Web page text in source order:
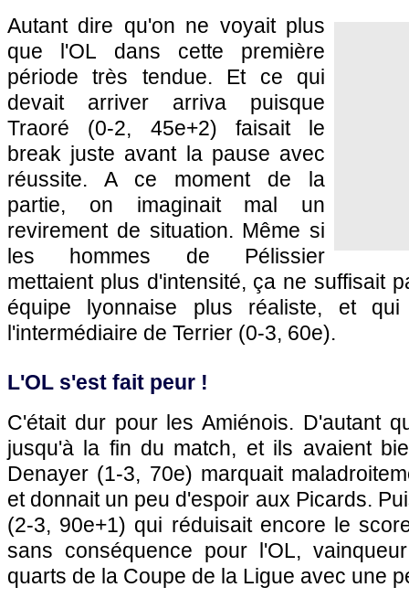
Autant dire qu'on ne voyait plus
que l'OL dans cette première
période très tendue. Et ce qui
devait arriver arriva puisque
Traoré (0-2, 45e+2) faisait le
break juste avant la pause avec
réussite. A ce moment de la
partie, on imaginait mal un
revirement de situation. Même si
les hommes de Pélissier
mettaient plus d'intensité, ça ne suffisait
équipe lyonnaise plus réaliste, et
l'intermédiaire de Terrier (0-3, 60e).
L'OL s'est fait peur !
C'était dur pour les Amiénois. D'autant
jusqu'à la fin du match, et ils avaient
Denayer (1-3, 70e) marquait
et donnait un peu d'espoir aux Picards.
(2-3, 90e+1) qui réduisait encore le
sans conséquence pour l'OL,
quarts de la Coupe de la Ligue avec une